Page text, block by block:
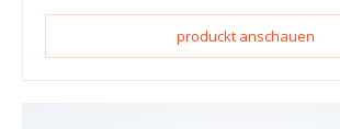
produckt anschauen